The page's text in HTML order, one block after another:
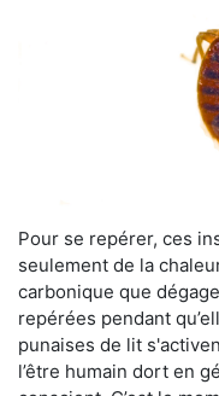
Pour se repérer, ces
seulement de la
carbonique que
repérées pendant
punaises de lit
l’être humain dort en